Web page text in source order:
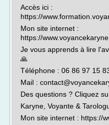
Accès ici :
https://
Mon site internet :
https://
Je vous apprends à lire
🙏
Téléphone : 06 86 97 15
Mail :
Des questions ? Cliquez
Karyne, Voyante &
Mon site internet : https://